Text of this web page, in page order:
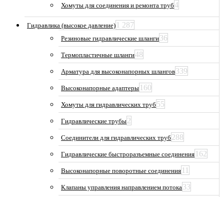
Хомуты для соединения и ремонта труб4
Гидравлика (высокое давление) 1 287
Резиновые гидравлические шланги36
Термопластичные шланги48
Арматура для высоконапорных шлангов339
Высоконапорные адаптеры 160
Хомуты для гидравлических труб 55
Гидравлические трубы2
Соединители для гидравлических труб 288
Гидравлические быстроразъемные соединения 162
Высоконапорные поворотные соединения 11
Клапаны управления направлением потока33